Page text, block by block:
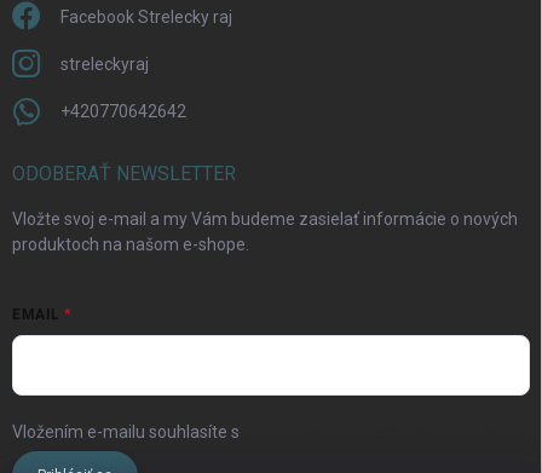
Facebook Strelecky raj
streleckyraj
+420770642642
ODOBERAŤ NEWSLETTER
Vložte svoj e-mail a my Vám budeme zasielať informácie o nových
produktoch na našom e-shope.
EMAIL
Vložením e-mailu souhlasíte s